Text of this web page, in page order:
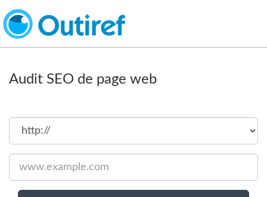
Audit SEO de page web